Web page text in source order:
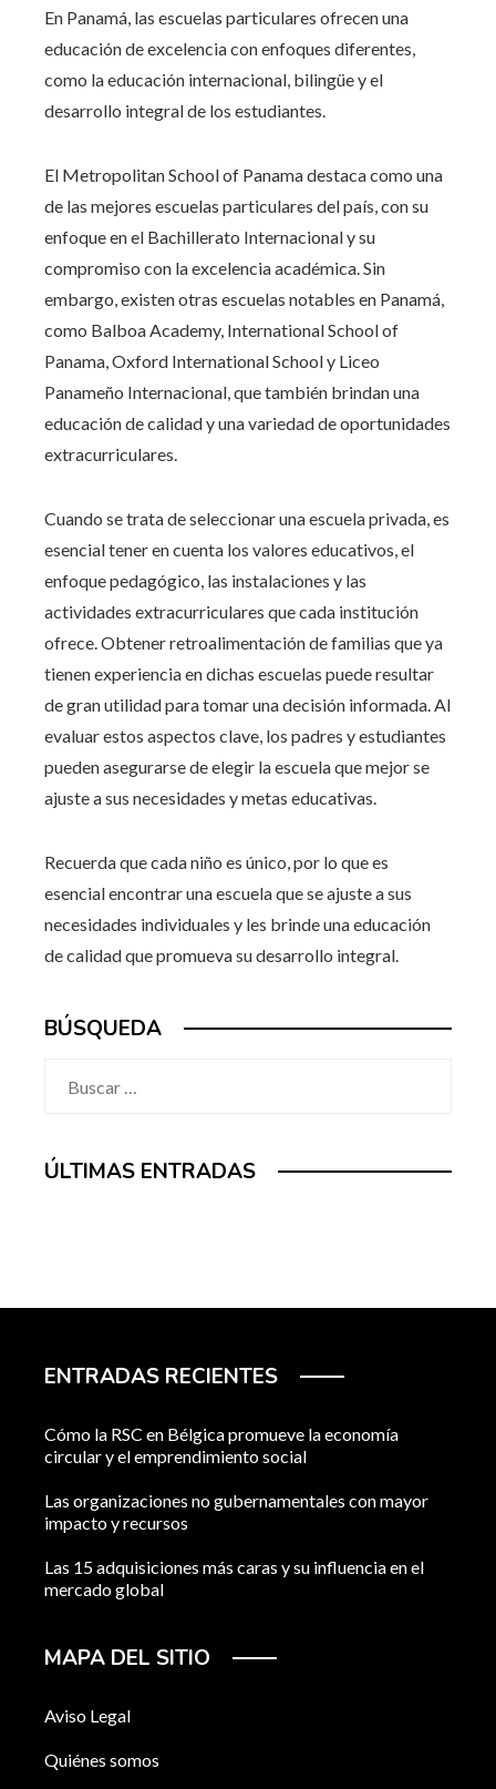
En Panamá, las escuelas particulares ofrecen una
educación de excelencia con enfoques diferentes,
como la educación internacional, bilingüe y el
desarrollo integral de los estudiantes.
El Metropolitan School of Panama destaca como una
de las mejores escuelas particulares del país, con su
enfoque en el Bachillerato Internacional y su
compromiso con la excelencia académica. Sin
embargo, existen otras escuelas notables en Panamá,
como Balboa Academy, International School of
Panama, Oxford International School y Liceo
Panameño Internacional, que también brindan una
educación de calidad y una variedad de oportunidades
extracurriculares.
Cuando se trata de seleccionar una escuela privada, es
esencial tener en cuenta los valores educativos, el
enfoque pedagógico, las instalaciones y las
actividades extracurriculares que cada institución
ofrece. Obtener retroalimentación de familias que ya
tienen experiencia en dichas escuelas puede resultar
de gran utilidad para tomar una decisión informada. Al
evaluar estos aspectos clave, los padres y estudiantes
pueden asegurarse de elegir la escuela que mejor se
ajuste a sus necesidades y metas educativas.
Recuerda que cada niño es único, por lo que es
esencial encontrar una escuela que se ajuste a sus
necesidades individuales y les brinde una educación
de calidad que promueva su desarrollo integral.
BÚSQUEDA
ÚLTIMAS ENTRADAS
ENTRADAS RECIENTES
Cómo la RSC en Bélgica promueve la economía
circular y el emprendimiento social
Las organizaciones no gubernamentales con mayor
impacto y recursos
Las 15 adquisiciones más caras y su influencia en el
mercado global
MAPA DEL SITIO
Aviso Legal
Quiénes somos